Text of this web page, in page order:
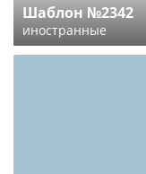
Шаблон №2342
иностранные